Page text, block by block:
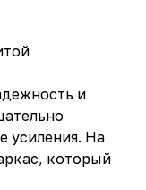
и
усиления. На
который